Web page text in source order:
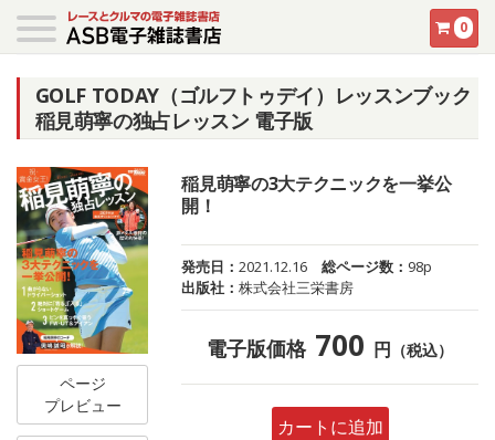
0
GOLF TODAY（ゴルフトゥデイ）レッスンブック
稲見萌寧の独占レッスン 電子版
ページ
プレビュー
稲見萌寧の3大テクニックを一挙公
開！
発売日：2021.12.16 総ページ数： 98p
出版社：株式会社三栄書房
電子版価格 700 円 （税込）
カートに追加